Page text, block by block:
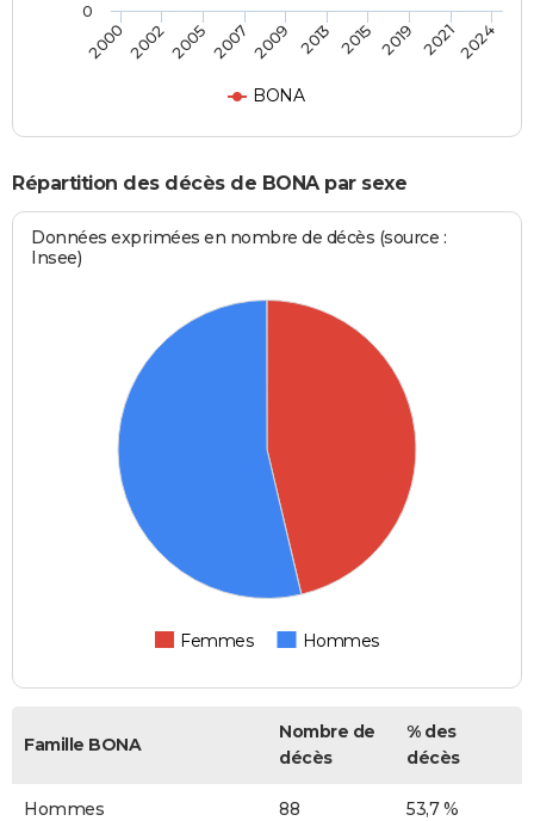
BONA
20002002200520072009 2013 2015 2019 20212024
0
Répartition des décès de BONA par sexe
Données exprimées en nombre de décès (source :
Insee)
Femmes Hommes
Famille BONA
Nombre de
décès
% des
décès
Hommes 88 53,7 %